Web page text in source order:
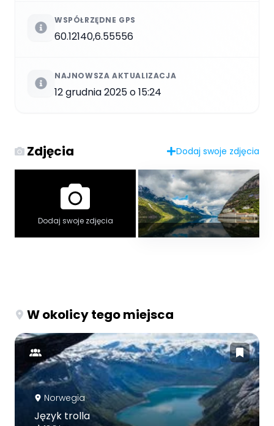
WSPÓŁRZĘDNE GPS
60.12140,6.55556
NAJNOWSZA AKTUALIZACJA
12 grudnia 2025 o 15:24
Zdjęcia Dodaj swoje zdjęcia
Dodaj swoje zdjęcia
W okolicy tego miejsca
Norwegia
Język trolla